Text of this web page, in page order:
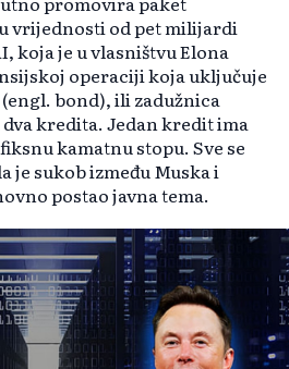
vrijednosti od pet milijardi
koja je u vlasništvu Elona
operaciji koja uključuje
bond), ili zadužnica
kredita. Jedan kredit ima
kamatnu stopu. Sve se
je sukob između Muska i
postao javna tema.